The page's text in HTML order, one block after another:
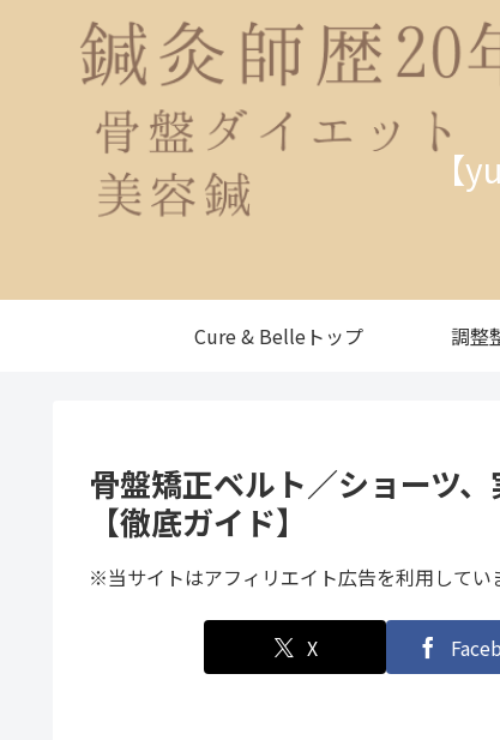
【
Cure & Belleトップ 調整
骨盤矯正ベルト／ショーツ
【徹底ガイド】
※当サイトはアフィリエイト広告を利用してい
X